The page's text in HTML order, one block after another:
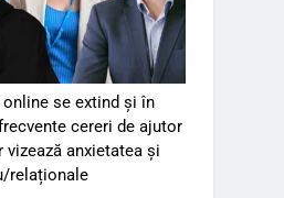
se extind și în
cereri de ajutor
anxietatea și
relaționale